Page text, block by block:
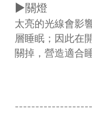
▶關燈
太亮的光線會影
層睡眠；因此在
關掉，營造適合